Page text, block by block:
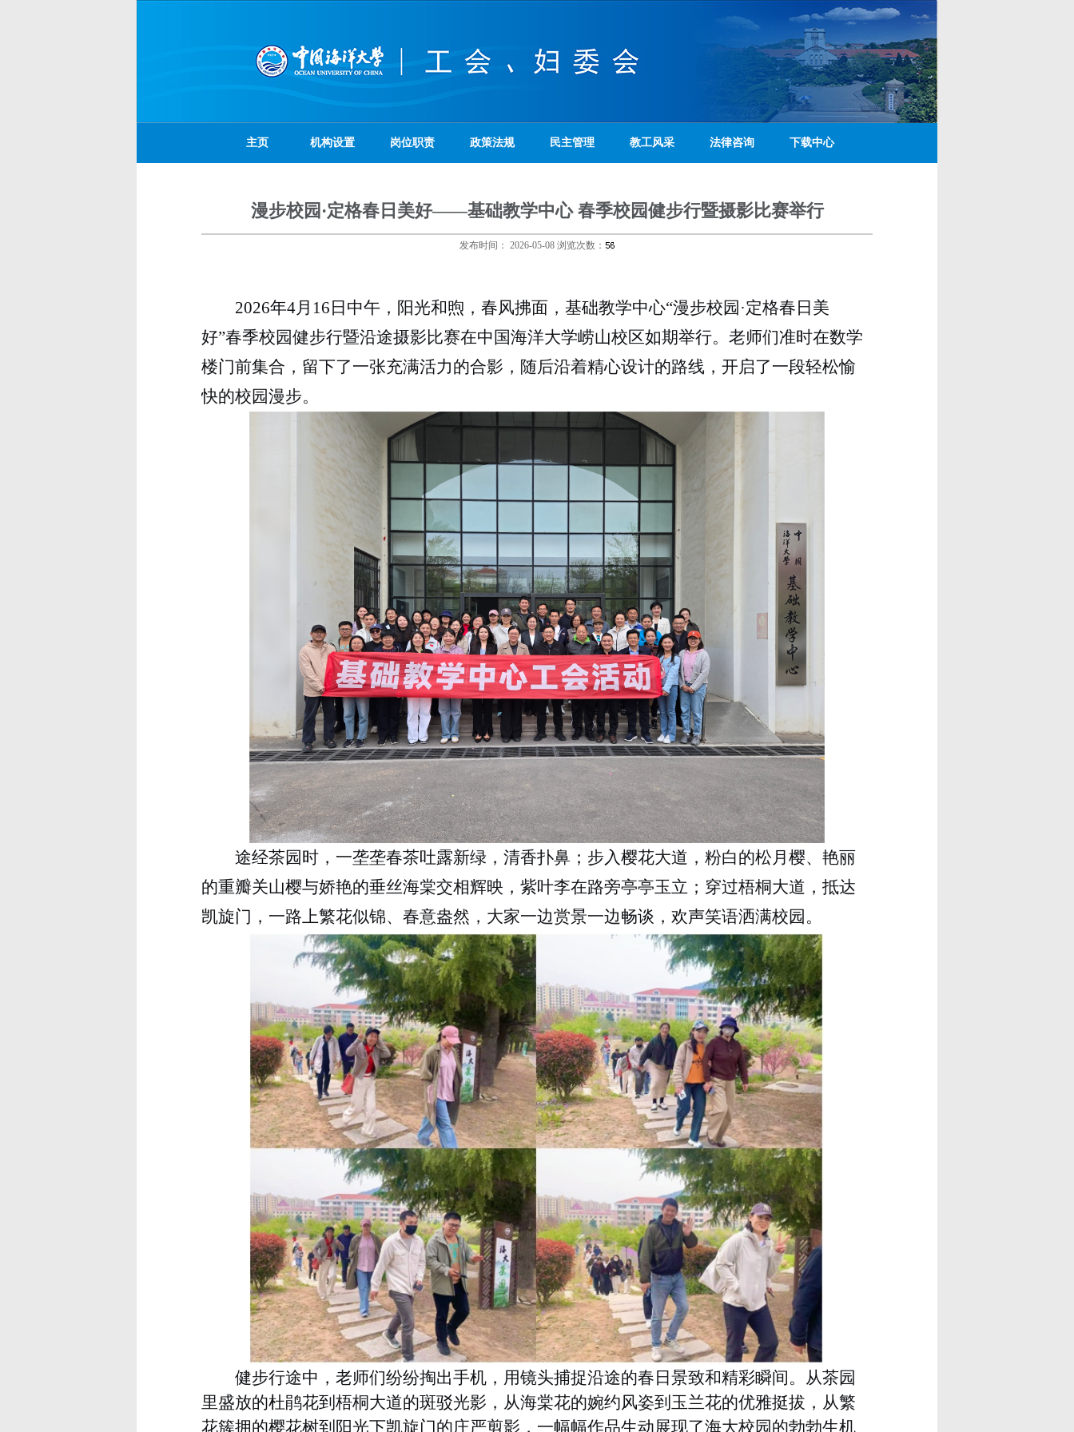
主页 机构设置 岗位职责 政策法规 民主管理 教工风采 法律咨询 下载中心
漫步校园·定格春日美好——基础教学中心 春季校园健步行暨摄影比赛举行
发布时间： 2026-05-08 浏览次数：
2026年4月 16 日中午，阳光和煦，春风拂面，基础教学中心“漫步校园 ·定格春日美
好”春季校园健步行暨沿途摄影比赛在中国海洋大学崂山校区如期举行。老师们准时在数学
楼门前集合，留下了一张充满活力的合影，随后沿着精心设计的路线，开启了一段轻松愉
快的校园漫步。
途经茶园时，一垄垄春茶吐露新绿，清香扑鼻；步入樱花大道，粉白的松月樱、艳丽
的重瓣关山樱与娇艳的垂丝海棠交相辉映，紫叶李在路旁亭亭玉立；穿过梧桐大道，抵达
凯旋门，一路上繁花似锦、春意盎然，大家一边赏景一边畅谈，欢声笑语洒满校园。
健步行途中，老师们纷纷掏出手机，用镜头捕捉沿途的春日景致和精彩瞬间。从茶园
里盛放的杜鹃花到梧桐大道的斑驳光影，从海棠花的婉约风姿到玉兰花的优雅挺拔，从繁
花簇拥的樱花树到阳光下凯旋门的庄严剪影，一幅幅作品生动展现了海大校园的勃勃生机